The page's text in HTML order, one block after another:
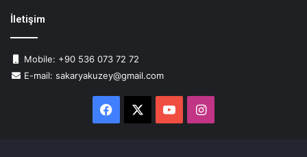
İletişim
Mobile: +90 536 073 72 72
E-mail: sakaryakuzey@gmail.com
Facebook YouTubeInstagram